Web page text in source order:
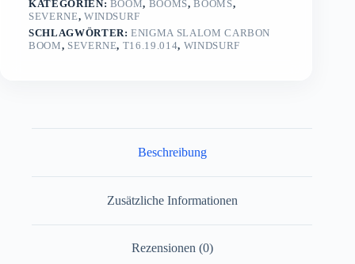
KATEGORIEN: BOOM, BOOMS,BOOMS,
SEVERNE, WINDSURF
SCHLAGWÖRTER:ENIGMA SLALOM CARBON
BOOM, SEVERNE, T16.19.014, WINDSURF
Beschreibung
Zusätzliche Informationen
Rezensionen (0)